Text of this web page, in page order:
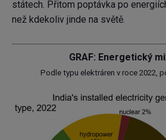
státech. Přitom poptávka po
než kdekoliv jinde na světě.
GRAF: Energetický
Podle typu elektráren v roce 2022,